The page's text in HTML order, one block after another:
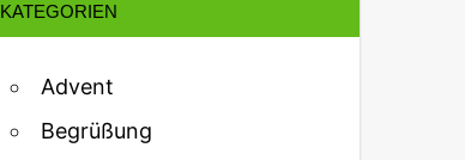
KATEGORIEN
Advent
Begrüßung